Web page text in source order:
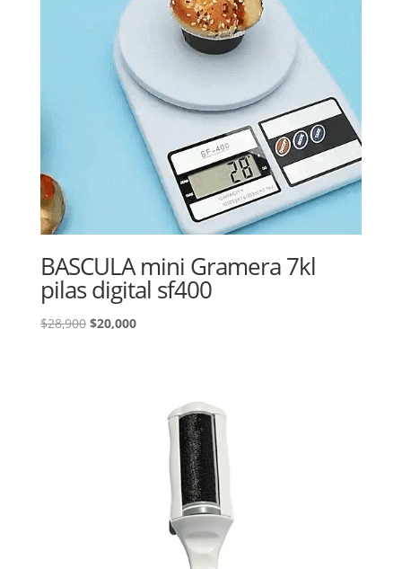
BASCULA mini Gramera 7kl
pilas digital sf400
$28,900 El
$20,000El
$20,000.